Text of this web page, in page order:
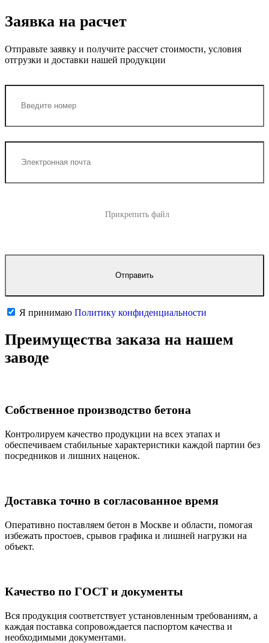
Заявка на расчет
Отправьте заявку и получите рассчет стоимости, условия
отгрузки и доставки нашей продукции
Прикрепить файл
Я принимаю Политику конфиденциальности
Преимущества заказа на нашем
заводе
Собственное производство бетона
Контролируем качество продукции на всех этапах и
обеспечиваем стабильные характеристики каждой партии без
посредников и лишних наценок.
Доставка точно в согласованное время
Оперативно поставляем бетон в Москве и области, помогая
избежать простоев, срывов графика и лишней нагрузки на
объект.
Качество по ГОСТ и документы
Вся продукция соответствует установленным требованиям, а
каждая поставка сопровождается паспортом качества и
необходимыми документами.